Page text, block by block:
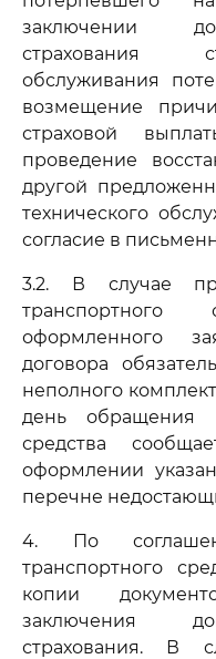
заключении
страхования
обслуживания
возмещение
страховой
проведение
другой
технического
согласие в
3.2. В случае
транспортного
оформленного
договора
неполного
день обращения
средства
оформлении
перечне
4. По
транспортного
копии
заключения
страхования. В